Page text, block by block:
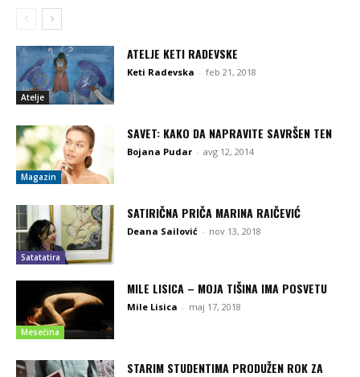
Atelje
ATELJE KETI RADEVSKE
Keti Radevska - feb 21, 2018
Magazin
SAVET: KAKO DA NAPRAVITE SAVRŠEN TEN
Bojana Pudar - avg 12, 2014
Satatatira
SATIRIČNA PRIČA MARINA RAIČEVIĆ
Deana Sailović - nov 13, 2018
Mesečina
MILE LISICA – MOJA TIŠINA IMA POSVETU
Mile Lisica - maj 17, 2018
STARIM STUDENTIMA PRODUŽEN ROK ZA